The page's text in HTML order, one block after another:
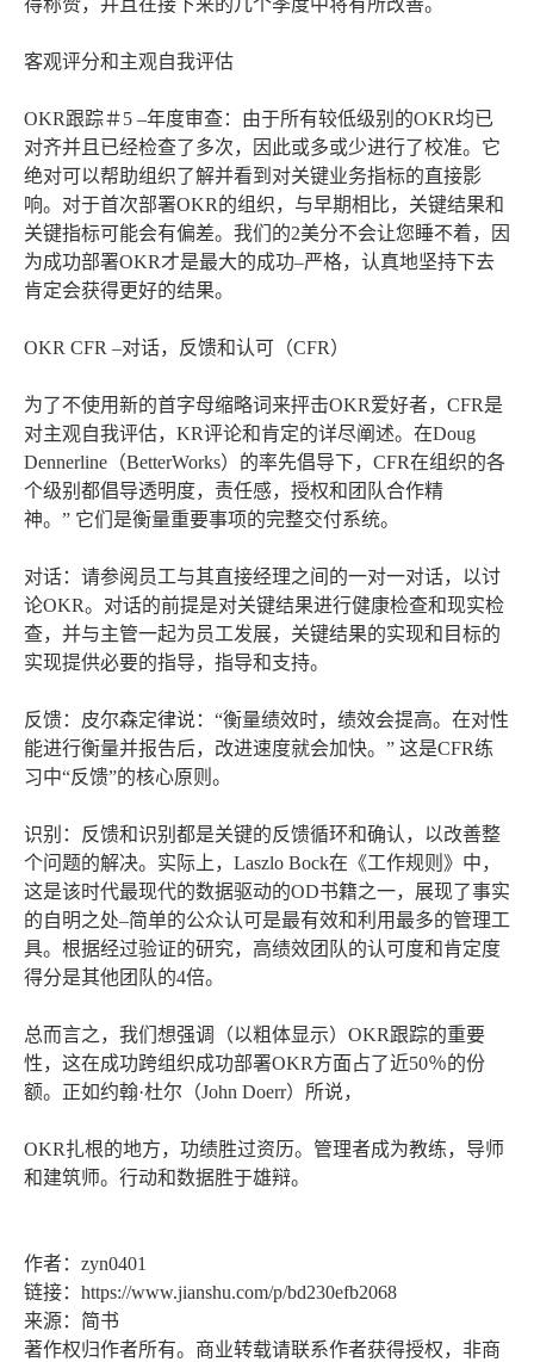
得称赞，并且在接下来的几个季度中将有所改善。
客观评分和主观自我评估
OKR跟踪＃5 –年度审查：由于所有较低级别的OKR均已
对齐并且已经检查了多次，因此或多或少进行了校准。它
绝对可以帮助组织了解并看到对关键业务指标的直接影
响。对于首次部署OKR的组织，与早期相比，关键结果和
关键指标可能会有偏差。我们的2美分不会让您睡不着，因
为成功部署OKR才是最大的成功–严格，认真地坚持下去
肯定会获得更好的结果。
OKR CFR –对话，反馈和认可（CFR）
为了不使用新的首字母缩略词来抨击OKR爱好者，CFR是
对主观自我评估，KR评论和肯定的详尽阐述。在Doug
Dennerline（BetterWorks）的率先倡导下，CFR在组织的各
个级别都倡导透明度，责任感，授权和团队合作精
神。” 它们是衡量重要事项的完整交付系统。
对话：请参阅员工与其直接经理之间的一对一对话，以讨
论OKR。对话的前提是对关键结果进行健康检查和现实检
查，并与主管一起为员工发展，关键结果的实现和目标的
实现提供必要的指导，指导和支持。
反馈：皮尔森定律说：“衡量绩效时，绩效会提高。在对性
能进行衡量并报告后，改进速度就会加快。” 这是CFR练
习中“反馈”的核心原则。
识别：反馈和识别都是关键的反馈循环和确认，以改善整
个问题的解决。实际上，Laszlo Bock在《工作规则》中，
这是该时代最现代的数据驱动的OD书籍之一，展现了事实
的自明之处–简单的公众认可是最有效和利用最多的管理工
具。根据经过验证的研究，高绩效团队的认可度和肯定度
得分是其他团队的4倍。
总而言之，我们想强调（以粗体显示）OKR跟踪的重要
性，这在成功跨组织成功部署OKR方面占了近50％的份
额。正如约翰·杜尔（John Doerr）所说，
OKR扎根的地方，功绩胜过资历。管理者成为教练，导师
和建筑师。行动和数据胜于雄辩。
作者：zyn0401
链接：https://www.jianshu.com/p/bd230efb2068
来源：简书
著作权归作者所有。商业转载请联系作者获得授权，非商